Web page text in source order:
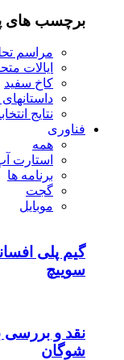
برچسب های
مراسم
ایالات
کاخ سفید
داستانهای
نتایج
فناوری
همه
استارت
برنامه ها
گجت
موبایل
گیم پلی
سوییچ
نقد و بررسی
شوگان